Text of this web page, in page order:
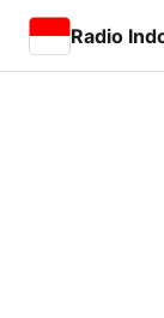
Radio